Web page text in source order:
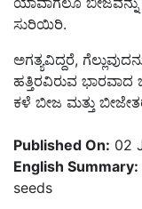
ಸುರಿಯಿರಿ.
ಅಗತ್ಯವಿದ್ದರೆ,
ಹತ್ತಿರವಿರುವ
ಕಳೆ ಬೀಜ ಮತ್ತು
Published On: 02
English Summary:
seeds